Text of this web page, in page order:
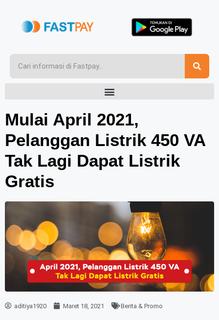
Mulai April 2021,
Pelanggan Listrik 450 VA
Tak Lagi Dapat Listrik
Gratis
aditiya1920 Maret 18, 2021 Berita & Promo